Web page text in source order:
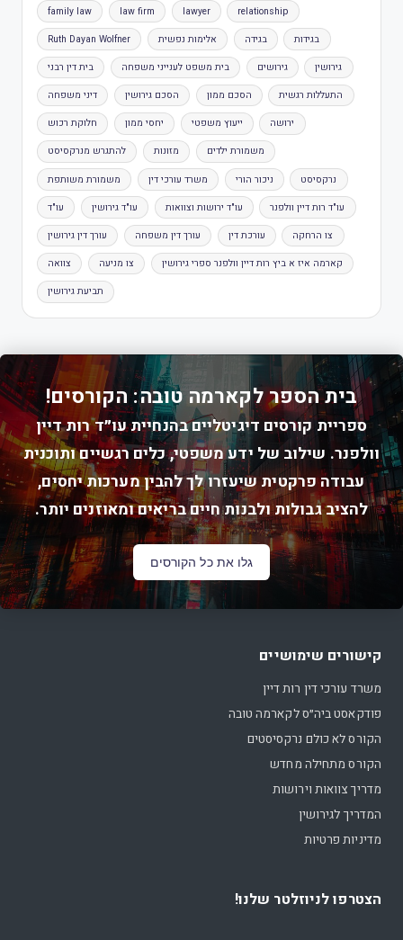
family law law firm lawyer relationship
Ruth Dayan Wolfner אלימות נפשית בגידה בגידות
בית דין רבני בית משפט לענייני משפחה גירושים גירושין
דיני משפחה הסכם גירושין הסכם ממון התעללות רגשית
חלוקת רכוש יחסי ממון ייעוץ משפטי ירושה
להתגרש מנרקסיסט מזונות משמורת ילדים
משמורת משותפת משרד עורכי דין ניכור הורי נרקסיסט
עו"ד עו"ד גירושין עו"ד ירושות וצוואות עו"ד רות דיין וולפנר
עורך דין גירושין עורך דין משפחה עורכת דין צו הרחקה
צוואה צו מניעה קארמה איז א ביץ רות דיין וולפנר ספרי גירושין
תביעת גירושין
בית הספר לקארמה טובה: הקורסים!
ספריית קורסים דיגיטליים בהנחיית עו״ד רות דיין
וולפנר. שילוב של ידע משפטי, כלים רגשיים ותוכנית
עבודה פרקטית שיעזרו לך להבין מערכות יחסים,
להציב גבולות ולבנות חיים בריאים ומאוזנים יותר.
גלו את כל הקורסים
קישורים שימושיים
משרד עורכי דין רות דיין
פודקאסט ביה״ס לקארמה טובה
הקורס לא כולם נרקסיסטים
הקורס מתחילה מחדש
מדריך צוואות וירושות
המדריך לגירושין
מדיניות פרטיות
הצטרפו לניוזלטר שלנו!